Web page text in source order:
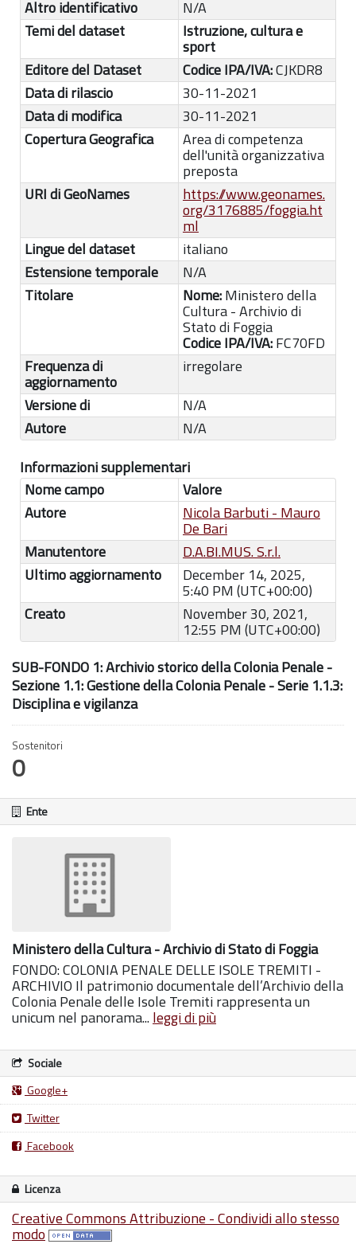
Altro identificativo
N/A
Temi del dataset
Istruzione, cultura e
sport
Editore del Dataset
Codice IPA/IVA:CJKDR8
Data di rilascio
30-11-2021
Data di modifica
30-11-2021
Copertura Geografica
Area di competenza
dell'unità organizzativa
preposta
URI di GeoNames
https://www.geonames.
org/3176885/foggia.ht
ml
Lingue del dataset
italiano
Estensione temporale
N/A
Titolare
Nome:Ministero della
Cultura - Archivio di
Stato di Foggia
Codice IPA/IVA:FC70FD
Frequenza di
aggiornamento
irregolare
Versione di
N/A
Autore
N/A
Informazioni supplementari
Nome campo
Valore
Autore
Nicola Barbuti - Mauro
De Bari
Manutentore
D.A.BI.MUS. S.r.l.
Ultimo aggiornamento
December 14, 2025,
5:40 PM (UTC+00:00)
Creato
November 30, 2021,
12:55 PM (UTC+00:00)
SUB-FONDO 1: Archivio storico della Colonia Penale -
Sezione 1.1: Gestione della Colonia Penale - Serie 1.1.3:
Disciplina e vigilanza
Sostenitori
0
Ente
Ministero della Cultura - Archivio di Stato di Foggia
FONDO: COLONIA PENALE DELLE ISOLE TREMITI -
ARCHIVIO Il patrimonio documentale dell’Archivio della
Colonia Penale delle Isole Tremiti rappresenta un
unicum nel panorama...leggi di più
Sociale
Google+
Twitter
Facebook
Licenza
Creative Commons Attribuzione - Condividi allo stesso
modo